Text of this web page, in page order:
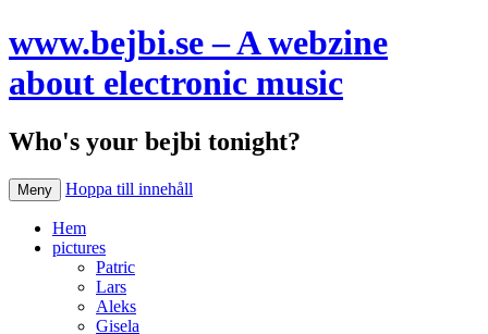
www.bejbi.se – A webzine
about electronic music
Who's your bejbi tonight?
Meny Hoppa till innehåll
Hem
pictures
Patric
Lars
Aleks
Gisela